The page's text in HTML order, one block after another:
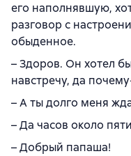
его наполнявшую,
разговор с
обыденное.
– Здоров. Он хотел
навстречу, да
– А ты долго меня
– Да часов около
– Добрый папаша!